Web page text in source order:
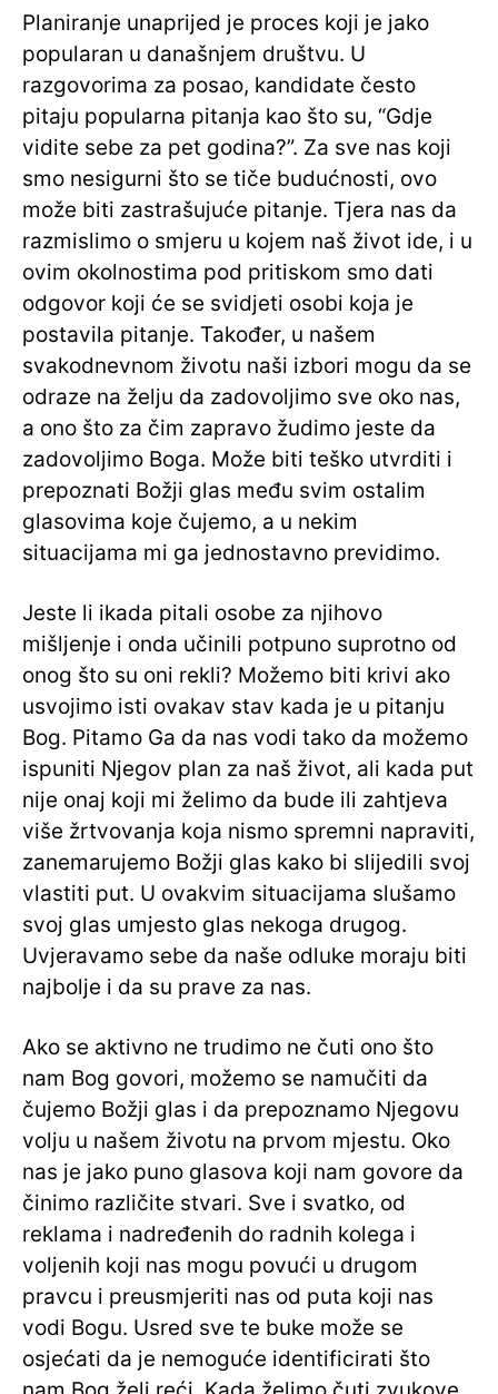
Planiranje unaprijed je proces koji je jako
popularan u današnjem društvu. U
razgovorima za posao, kandidate često
pitaju popularna pitanja kao što su, “Gdje
vidite sebe za pet godina?”. Za sve nas koji
smo nesigurni što se tiče budućnosti, ovo
može biti zastrašujuće pitanje. Tjera nas da
razmislimo o smjeru u kojem naš život ide, i u
ovim okolnostima pod pritiskom smo dati
odgovor koji će se svidjeti osobi koja je
postavila pitanje. Također, u našem
svakodnevnom životu naši izbori mogu da se
odraze na želju da zadovoljimo sve oko nas,
a ono što za čim zapravo žudimo jeste da
zadovoljimo Boga. Može biti teško utvrditi i
prepoznati Božji glas među svim ostalim
glasovima koje čujemo, a u nekim
situacijama mi ga jednostavno previdimo.
Jeste li ikada pitali osobe za njihovo
mišljenje i onda učinili potpuno suprotno od
onog što su oni rekli? Možemo biti krivi ako
usvojimo isti ovakav stav kada je u pitanju
Bog. Pitamo Ga da nas vodi tako da možemo
ispuniti Njegov plan za naš život, ali kada put
nije onaj koji mi želimo da bude ili zahtjeva
više žrtvovanja koja nismo spremni napraviti,
zanemarujemo Božji glas kako bi slijedili svoj
vlastiti put. U ovakvim situacijama slušamo
svoj glas umjesto glas nekoga drugog.
Uvjeravamo sebe da naše odluke moraju biti
najbolje i da su prave za nas.
Ako se aktivno ne trudimo ne čuti ono što
nam Bog govori, možemo se namučiti da
čujemo Božji glas i da prepoznamo Njegovu
volju u našem životu na prvom mjestu. Oko
nas je jako puno glasova koji nam govore da
činimo različite stvari. Sve i svatko, od
reklama i nadređenih do radnih kolega i
voljenih koji nas mogu povući u drugom
pravcu i preusmjeriti nas od puta koji nas
vodi Bogu. Usred sve te buke može se
osjećati da je nemoguće identificirati što